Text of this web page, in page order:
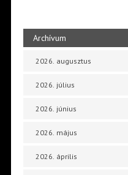
Archívum
2026. augusztus
2026. július
2026. június
2026. május
2026. április